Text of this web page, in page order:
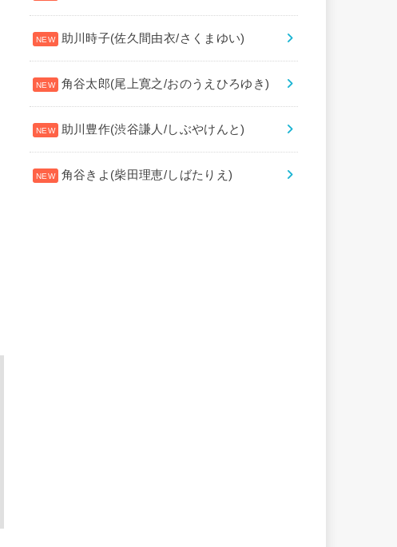
助川時子(佐久間由衣/さくまゆい)
角谷太郎(尾上寛之/おのうえひろゆき)
助川豊作(渋谷謙人/しぶやけんと)
角谷きよ(柴田理恵/しばたりえ)